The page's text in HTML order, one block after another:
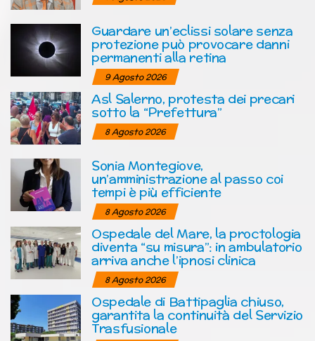
Guardare un’eclissi solare senza
protezione può provocare danni
permanenti alla retina
9 Agosto 2026
Asl Salerno, protesta dei precari
sotto la “Prefettura”
8 Agosto 2026
Sonia Montegiove,
un’amministrazione al passo coi
tempi è più efficiente
8 Agosto 2026
Ospedale del Mare, la proctologia
diventa “su misura”: in ambulatorio
arriva anche l’ipnosi clinica
8 Agosto 2026
Ospedale di Battipaglia chiuso,
garantita la continuità del Servizio
Trasfusionale